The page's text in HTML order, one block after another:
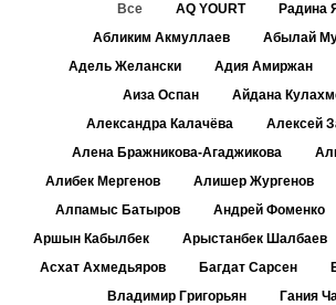
Все AQ YOURT
Радина
Абликим Акмуллаев
Абылай
Адель Желански
Адия Амиржан
Аиза Оспан
Айдана
Александра Калачёва
Алексей
Алена Бражникова-Агаджикова
Алибек Мергенов
Алишер Жургенов
Алпамыс Батыров
Андрей Фоменко
Аршын Кабылбек
Арыстанбек Шалбаев
Асхат Ахмедьяров
Багдат Сарсен
Владимир Григорьян
Гания